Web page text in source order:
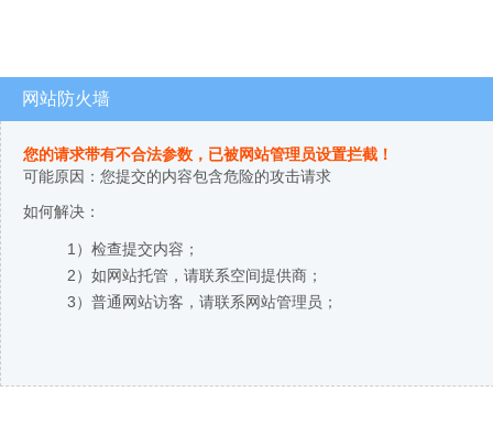
网站防火墙
您的请求带有不合法参数，已被网站管理员设置拦截！
可能原因：您提交的内容包含危险的攻击请求
如何解决：
1）检查提交内容；
2）如网站托管，请联系空间提供商；
3）普通网站访客，请联系网站管理员；